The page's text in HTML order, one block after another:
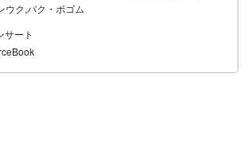
ウク,パク・ボゴム
サート